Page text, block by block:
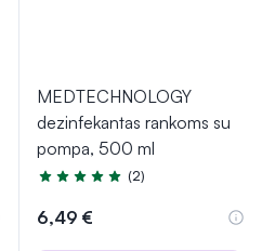
MEDTECHNOLOGY
dezinfekantas rankoms su
pompa, 500 ml
Įvertinimas 5.0 iš 5
(2)
6,49 €